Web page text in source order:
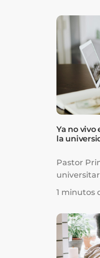
nuestro
Ya no vivo
la
Pastor
una
embargo,
retrasaron
mis
1 minutos